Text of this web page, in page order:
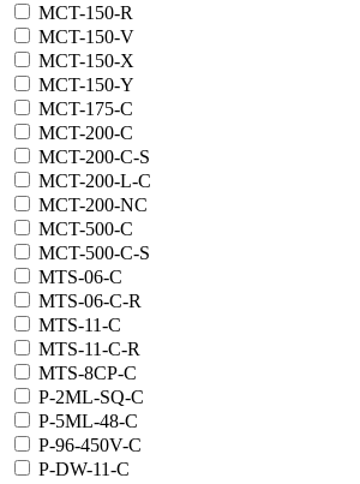
MCT-150-R
MCT-150-V
MCT-150-X
MCT-150-Y
MCT-175-C
MCT-200-C
MCT-200-C-S
MCT-200-L-C
MCT-200-NC
MCT-500-C
MCT-500-C-S
MTS-06-C
MTS-06-C-R
MTS-11-C
MTS-11-C-R
MTS-8CP-C
P-2ML-SQ-C
P-5ML-48-C
P-96-450V-C
P-DW-11-C